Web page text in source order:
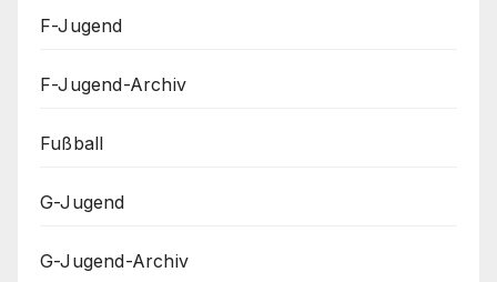
F-Jugend
F-Jugend-Archiv
Fußball
G-Jugend
G-Jugend-Archiv